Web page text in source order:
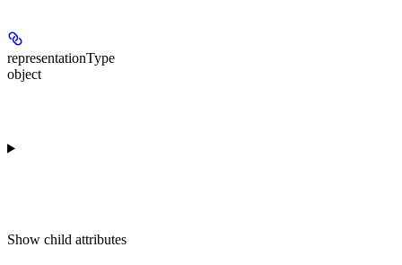
representationType
object
Show child attributes